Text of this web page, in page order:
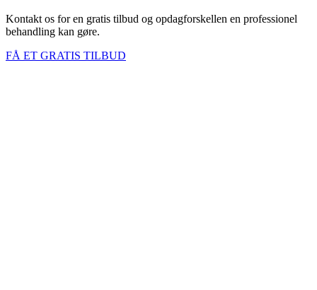
Kontakt os for en gratis tilbud og opdagforskellen en professionel
behandling kan gøre.
FÅ ET GRATIS TILBUD